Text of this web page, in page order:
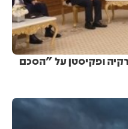
ופקיסטן על "הסכם